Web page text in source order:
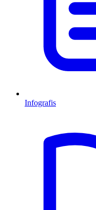
Infografis